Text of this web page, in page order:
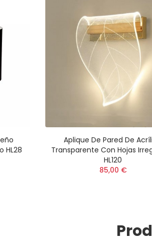
HL28
Aplique De Pared De
Transparente Con Hojas
HL120
85,00 €